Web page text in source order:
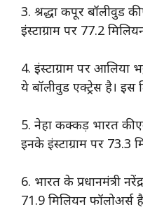
3. श्रद्धा कपूर बॉलीवुड
इंस्टाग्राम पर 77.2
4. इंस्टाग्राम पर आलिया
ये बॉलीवुड एक्ट्रेस है। इस
5. नेहा कक्कड़ भारत की
इनके इंस्टाग्राम पर 73.3
6. भारत के प्रधानमंत्री
71.9 मिलियन फॉलोअर्स